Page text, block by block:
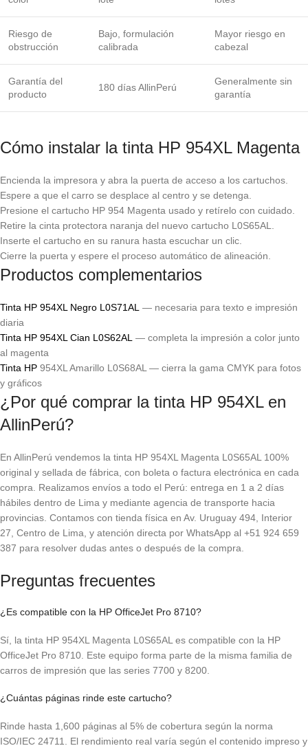
Riesgo de
obstrucción
Bajo, formulación
calibrada
Mayor riesgo en
cabezal
Garantía del
producto
180 días AllinPerú
Generalmente sin
garantía
Cómo instalar la tinta HP 954XL Magenta
Encienda la impresora y abra la puerta de acceso a los cartuchos.
Espere a que el carro se desplace al centro y se detenga.
Presione el cartucho HP 954 Magenta usado y retírelo con cuidado.
Retire la cinta protectora naranja del nuevo cartucho L0S65AL.
Inserte el cartucho en su ranura hasta escuchar un clic.
Cierre la puerta y espere el proceso automático de alineación.
Productos complementarios
Tinta HP 954XL Negro L0S71AL — necesaria para texto e impresión
diaria
Tinta HP 954XL Cian L0S62AL — completa la impresión a color junto
al magenta
Tinta HP 954XL Amarillo L0S68AL — cierra la gama CMYK para fotos
y gráficos
¿Por qué comprar la tinta HP 954XL en
AllinPerú?
En AllinPerú vendemos la tinta HP 954XL Magenta L0S65AL 100%
original y sellada de fábrica, con boleta o factura electrónica en cada
compra. Realizamos envíos a todo el Perú: entrega en 1 a 2 días
hábiles dentro de Lima y mediante agencia de transporte hacia
provincias. Contamos con tienda física en Av. Uruguay 494, Interior
27, Centro de Lima, y atención directa por WhatsApp al +51 924 659
387 para resolver dudas antes o después de la compra.
Preguntas frecuentes
¿Es compatible con la HP OfficeJet Pro 8710?
Sí, la tinta HP 954XL Magenta L0S65AL es compatible con la HP
OfficeJet Pro 8710. Este equipo forma parte de la misma familia de
carros de impresión que las series 7700 y 8200.
¿Cuántas páginas rinde este cartucho?
Rinde hasta 1,600 páginas al 5% de cobertura según la norma
ISO/IEC 24711. El rendimiento real varía según el contenido impreso y